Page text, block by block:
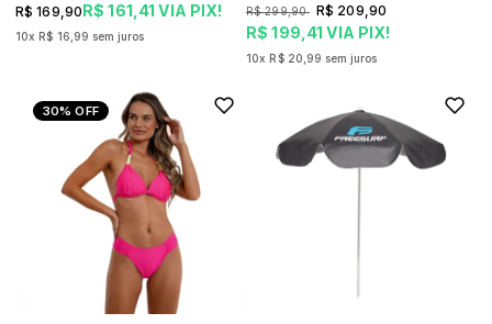
R$ 161,41 VIA PIX!
R$ 169,90
10x R$ 16,99 sem juros R$ 199,41 VIA PIX!
R$ 299,90 R$ 209,90
10x R$ 20,99 sem juros
30%OFF